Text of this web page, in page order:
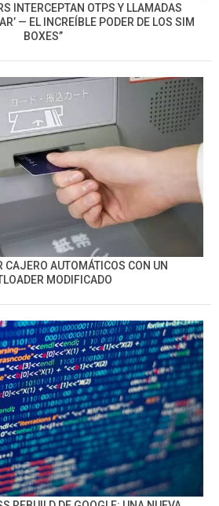
INTERCEPTAN OTPS Y LLAMADAS
— EL INCREÍBLE PODER DE LOS SIM
BOXES”
CAJERO AUTOMÁTICOS CON UN
MODIFICADO